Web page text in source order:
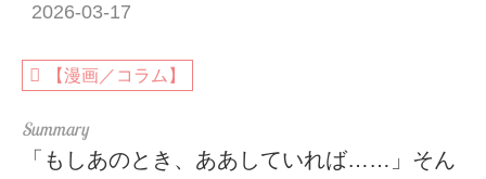
2026-03-17
【漫画／コラム】
「もしあのとき、ああしていれば……」そん